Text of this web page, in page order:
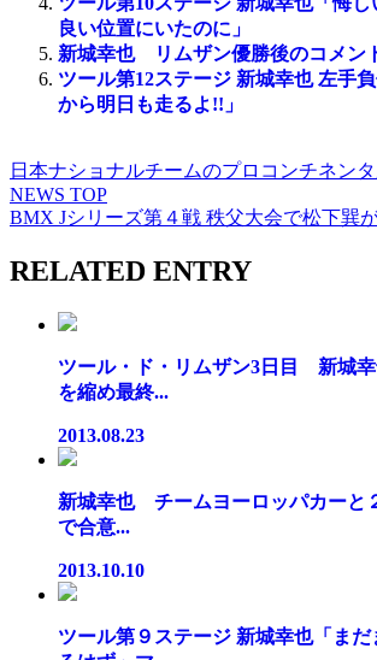
良い位置にいたのに」
新城幸也 リムザン優勝後のコメン
ツール第12ステージ 新城幸也 左手
から明日も走るよ!!」
日本ナショナルチームのプロコンチネン
NEWS TOP
BMX Jシリーズ第４戦 秩父大会で松下巽
RELATED ENTRY
ツール・ド・リムザン3日目 新城
を縮め最終...
2013.08.23
新城幸也 チームヨーロッパカーと
で合意...
2013.10.10
ツール第９ステージ 新城幸也「ま